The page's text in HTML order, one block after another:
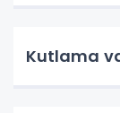
Kutlama